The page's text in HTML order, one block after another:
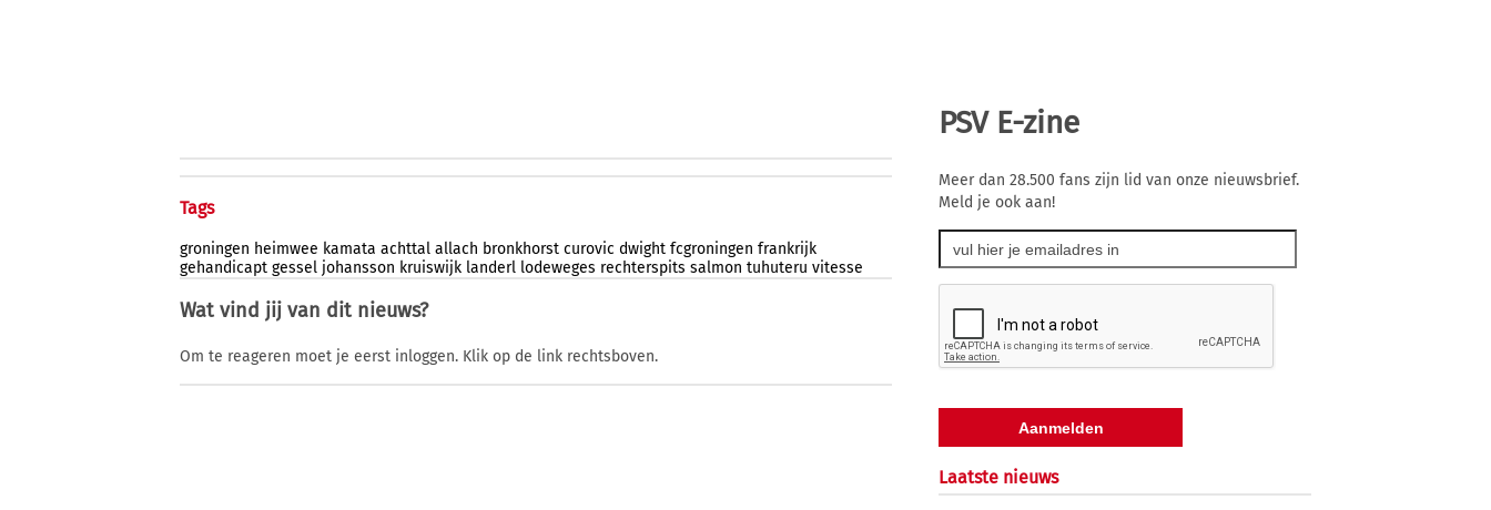
Tags
groningen heimwee kamata achttal allach bronkhorst curovic dwight fcgroningen frankrijk
gehandicapt gessel johansson kruiswijk landerl lodeweges rechterspits salmon tuhuteru vitesse
Wat vind jij van dit nieuws?
Om te reageren moet je eerst inloggen. Klik op de link rechtsboven.
PSV E-zine
Meer dan 28.500 fans zijn lid van onze nieuwsbrief.
Meld je ook aan!
Laatste nieuws